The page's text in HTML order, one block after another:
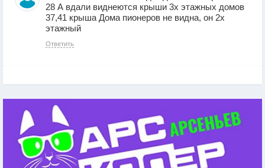
28 А вдали виднеются крыши 3х этажных домов
37,41 крыша Дома пионеров не видна, он 2х
этажный
Ответить